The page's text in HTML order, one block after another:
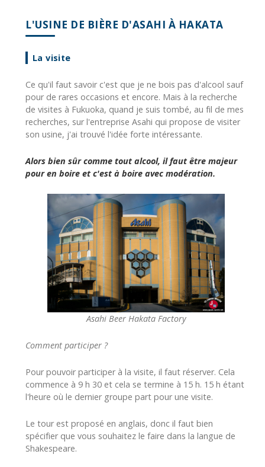
L'USINE DE BIÈRE D'ASAHI À HAKATA
La visite
Ce qu'il faut savoir c'est que je ne bois pas d'alcool sauf
pour de rares occasions et encore. Mais à la recherche
de visites à Fukuoka, quand je suis tombé, au fil de mes
recherches, sur l'entreprise Asahi qui propose de visiter
son usine, j'ai trouvé l'idée forte intéressante.
Alors bien sûr comme tout alcool, il faut être majeur
pour en boire et c'est à boire avec modération.
Asahi Beer Hakata Factory
Comment participer ?
Pour pouvoir participer à la visite, il faut réserver. Cela
commence à 9 h 30 et cela se termine à 15 h. 15 h étant
l'heure où le dernier groupe part pour une visite.
Le tour est proposé en anglais, donc il faut bien
spécifier que vous souhaitez le faire dans la langue de
Shakespeare.